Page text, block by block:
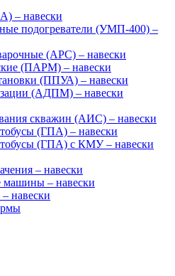
– навески
подогреватели (УМП-400) –
(АРС) – навески
(ПАРМ) – навески
(ППУА) – навески
(АДПМ) – навески
скважин (АИС) – навески
(ГПА) – навески
(ГПА) с КМУ – навески
– навески
машины – навески
навески